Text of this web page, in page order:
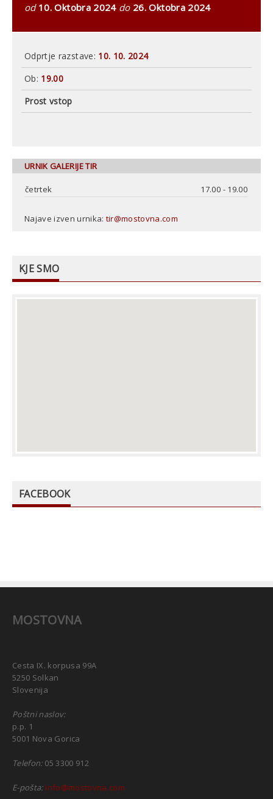
od 10. Oktobra 2024 do26. Oktobra 2024
Odprtje razstave: 10. 10. 2024
Ob: 19.00
Prost vstop
URNIK GALERIJE TIR
četrtek 17.00 - 19.00
Najave izven urnika: tir@mostovna.com
KJE SMO
FACEBOOK
MOSTOVNA
Cesta IX. korpusa 99A
5250 Solkan
Slovenija
Poštni naslov:
p.p. 1
5001 Nova Gorica
Telefon:05 3300 912
E-pošta: info@mostovna.com